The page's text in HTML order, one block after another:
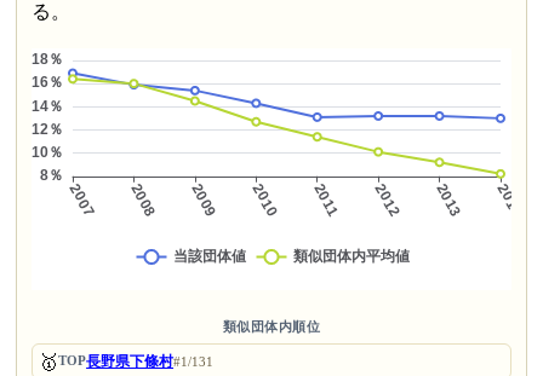
る。
類似団体内順位
🥇TOP長野県下條村#1/131